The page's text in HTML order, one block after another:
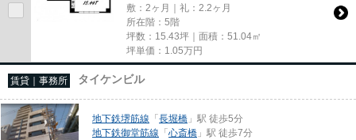
敷：2ヶ月｜礼：2.2ヶ月
所在階：5階
坪数：15.43坪｜面積：51.04㎡
坪単価： 1.05万円
賃貸｜事務所 タイケンビル
地下鉄堺筋線 「長堀橋 」駅 徒歩5分
地下鉄御堂筋線 「心斎橋 」駅 徒歩7分